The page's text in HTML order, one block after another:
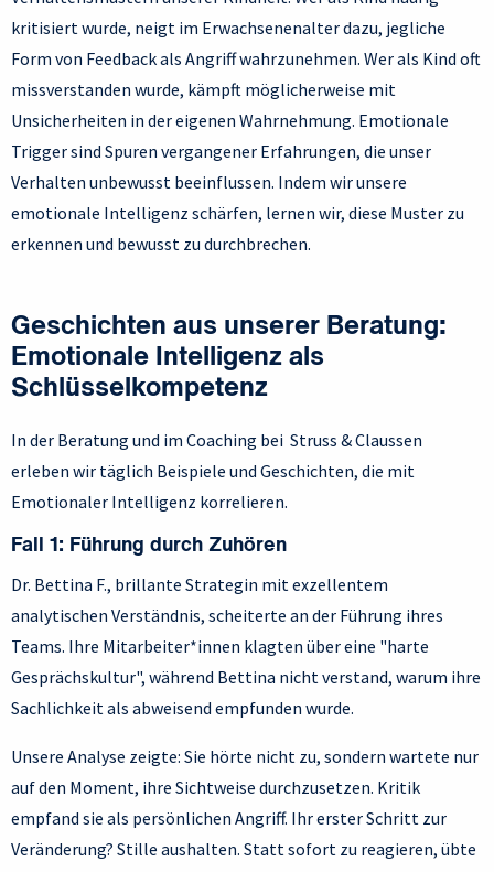
kritisiert wurde, neigt im Erwachsenenalter dazu, jegliche
Form von Feedback als Angriff wahrzunehmen. Wer als Kind oft
missverstanden wurde, kämpft möglicherweise mit
Unsicherheiten in der eigenen Wahrnehmung. Emotionale
Trigger sind Spuren vergangener Erfahrungen, die unser
Verhalten unbewusst beeinflussen. Indem wir unsere
emotionale Intelligenz schärfen, lernen wir, diese Muster zu
erkennen und bewusst zu durchbrechen.
Geschichten aus unserer Beratung:
Emotionale Intelligenz als
Schlüsselkompetenz
In der Beratung und im Coaching bei Struss & Claussen
erleben wir täglich Beispiele und Geschichten, die mit
Emotionaler Intelligenz korrelieren.
Fall 1: Führung durch Zuhören
Dr. Bettina F., brillante Strategin mit exzellentem
analytischen Verständnis, scheiterte an der Führung ihres
Teams. Ihre Mitarbeiter*innen klagten über eine "harte
Gesprächskultur", während Bettina nicht verstand, warum ihre
Sachlichkeit als abweisend empfunden wurde.
Unsere Analyse zeigte: Sie hörte nicht zu, sondern wartete nur
auf den Moment, ihre Sichtweise durchzusetzen. Kritik
empfand sie als persönlichen Angriff. Ihr erster Schritt zur
Veränderung? Stille aushalten. Statt sofort zu reagieren, übte